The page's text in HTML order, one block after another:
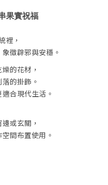
果實祝福
裡，
徵辟邪與安穩。
的花材，
的掛飾。
合現代生活。
或玄關，
間布置使用。